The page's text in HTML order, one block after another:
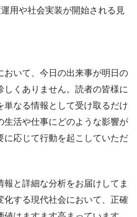
用や社会実装が開始される見
おいて、今日の出来事が明日の
しくありません。読者の皆様に
単なる情報として受け取るだけ
生活や仕事にどのような影響が
に応じて行動を起こしていただ
報と詳細な分析をお届けしてま
化する現代社会において、正確